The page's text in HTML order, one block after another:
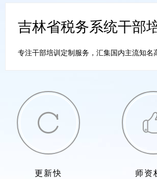
吉林省税务系统干部
专注干部培训定制服务，汇集国内主流知

更新快 师资